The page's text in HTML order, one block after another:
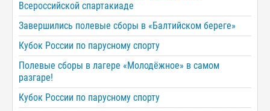
Всероссийской спартакиаде
Завершились полевые сборы в «Балтийском береге»
Кубок России по парусному спорту
Полевые сборы в лагере «Молодёжное» в самом
разгаре!
Кубок России по парусному спорту